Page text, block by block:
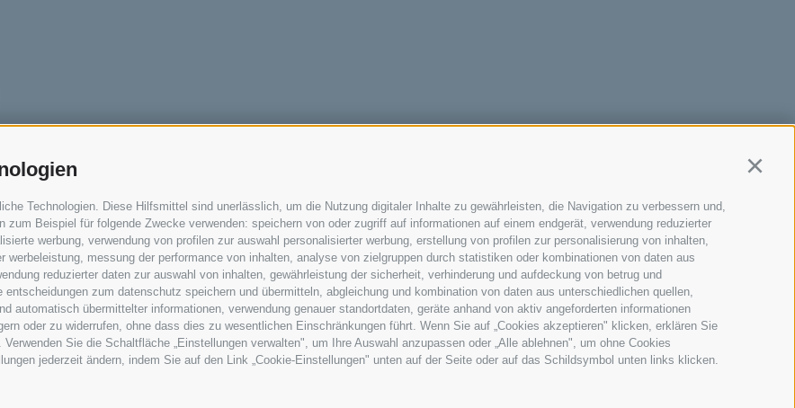
Technologien. Diese Hilfsmittel sind unerlässlich, um die Nutzung digitaler Inhalte zu gewährleisten, die Navigation zu verbessern und,
Beispiel für folgende Zwecke verwenden: speichern von oder zugriff auf informationen auf einem endgerät, verwendung reduzierter
werbung, verwendung von profilen zur auswahl personalisierter werbung, erstellung von profilen zur personalisierung von inhalten,
messung der performance von inhalten, analyse von zielgruppen durch statistiken oder kombinationen von daten aus
reduzierter daten zur auswahl von inhalten, gewährleistung der sicherheit, verhinderung und aufdeckung von betrug und
zum datenschutz speichern und übermitteln, abgleichung und kombination von daten aus unterschiedlichen quellen,
automatisch übermittelter informationen, verwendung genauer standortdaten, geräte anhand von aktiv angeforderten informationen
oder zu widerrufen, ohne dass dies zu wesentlichen Einschränkungen führt. Wenn Sie auf „Cookies akzeptieren" klicken, erklären Sie
Sie die Schaltfläche „Einstellungen verwalten", um Ihre Auswahl anzupassen oder „Alle ablehnen", um ohne Cookies
jederzeit ändern, indem Sie auf den Link „Cookie-Einstellungen" unten auf der Seite oder auf das Schildsymbol unten links klicken.